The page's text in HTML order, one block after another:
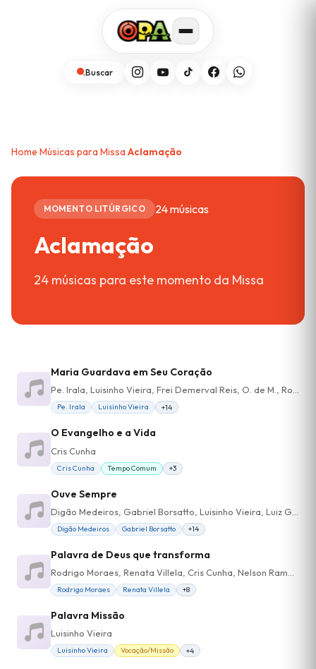
Buscar
Home Músicas para MissaAclamação
MOMENTO LITÚRGICO 24 músicas
Aclamação
24 músicas para este momento da Missa
Maria Guardava em Seu Coração
Pe. Irala, Luisinho Vieira, Frei Demerval Reis, O. de M., Rodrigo Moraes, Guerlon, Daniel Vaz, Renata Villela, Felipe, Davi, Ana Lisia
Pe. Irala Luisinho Vieira +14
O Evangelho e a Vida
Cris Cunha
Cris Cunha Tempo Comum +3
Ouve Sempre
Digão Medeiros Gabriel Borsatto +14
Palavra de Deus que transforma
Rodrigo Moraes Renata Villela +8
Palavra Missão
Luisinho Vieira
Luisinho Vieira Vocação/Missão +4